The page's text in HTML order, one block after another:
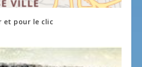
et pour le clic